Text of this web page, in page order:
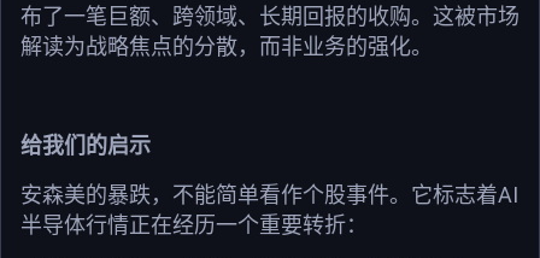
布了一笔巨额、跨领域、长期回报的收购。这被市场
解读为战略焦点的分散，而非业务的强化。
给我们的启示
安森美的暴跌，不能简单看作个股事件。它标志着AI
半导体行情正在经历一个重要转折：